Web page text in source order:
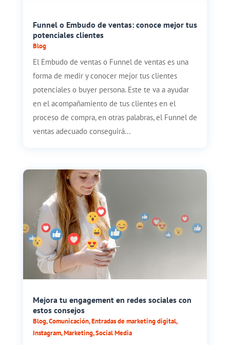
Funnel o Embudo de ventas: conoce mejor tus
potenciales clientes
Blog
El Embudo de ventas o Funnel de ventas es una
forma de medir y conocer mejor tus clientes
potenciales o buyer persona. Este te va a ayudar
en el acompañamiento de tus clientes en el
proceso de compra, en otras palabras, el Funnel de
ventas adecuado conseguirá...
Mejora tu engagement en redes sociales con
estos consejos
Blog,Comunicación,Entradas de marketing digital,
Instagram,Marketing,Social Media